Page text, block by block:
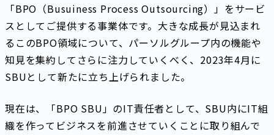
「BPO（Busuiness Process Outsourcing）」をサービ
スとしてご提供する事業体です。大きな成長が見込まれ
るこのBPO領域について、パーソルグループ内の機能や
知見を集約してさらに注力していくべく、2023年4月に
SBUとして新たに立ち上げられました。
現在は、「BPO SBU」のIT責任者として、SBU内にIT組
織を作ってビジネスを前進させていくことに取り組んで